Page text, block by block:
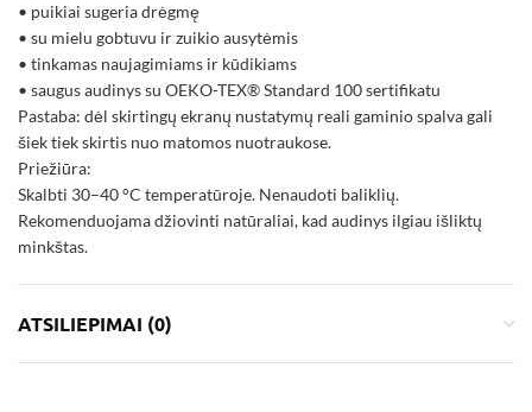
• puikiai sugeria drėgmę
• su mielu gobtuvu ir zuikio ausytėmis
• tinkamas naujagimiams ir kūdikiams
• saugus audinys su OEKO-TEX® Standard 100 sertifikatu
Pastaba: dėl skirtingų ekranų nustatymų reali gaminio spalva gali
šiek tiek skirtis nuo matomos nuotraukose.
Priežiūra:
Skalbti 30–40 °C temperatūroje. Nenaudoti baliklių.
Rekomenduojama džiovinti natūraliai, kad audinys ilgiau išliktų
minkštas.
ATSILIEPIMAI (0)